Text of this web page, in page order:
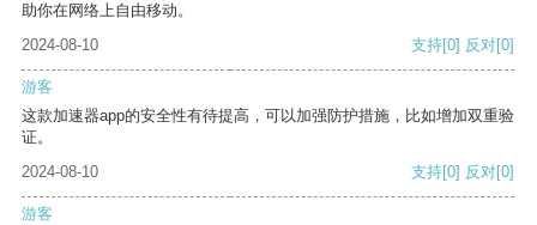
助你在网络上自由移动。
2024-08-10
支持[0] 反对[0]
游客
这款加速器app的安全性有待提高，可以加强防护措施，比如增加双重验
证。
2024-08-10
支持[0] 反对[0]
游客